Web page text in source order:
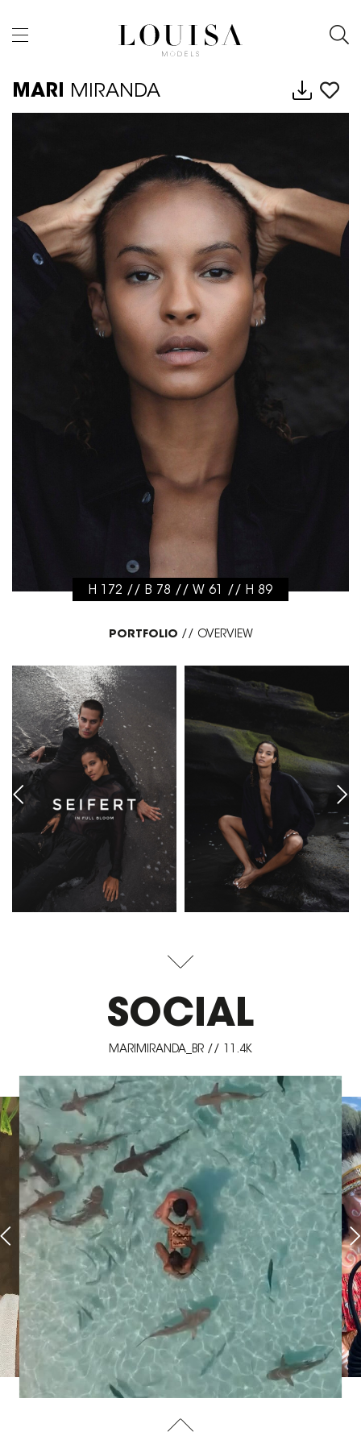
MARI MIRANDA
H 172 // B 78 // W 61 // H 89
PORTFOLIO // OVERVIEW
SOCIAL
MARIMIRANDA_BR // 11.4K